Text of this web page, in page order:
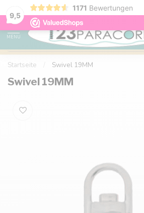
9,5
1171 Bewertungen
Kostenlose Lieferung nach Hause ab 150 €
MENU
Startseite Swivel 19MM
Swivel 19MM